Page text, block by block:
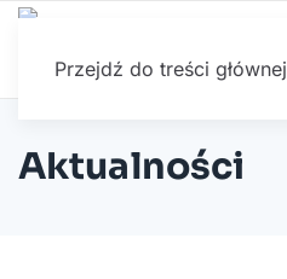
Przejdź do treści głównej
Aktualności